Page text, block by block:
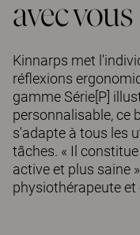
avec vous
Kinnarps met
réflexions
gamme Série[P]
personnalisable, ce
s'adapte à tous les
tâches. « Il
active et plus saine
physiothérapeute